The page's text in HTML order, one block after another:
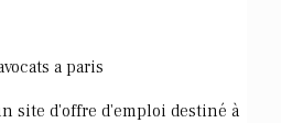
a paris
site d'offre d'emploi destiné à